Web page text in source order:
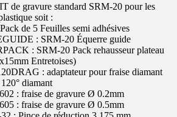
de gravure standard SRM-20 pour les
soit :
de 5 Feuilles semi adhésives
: SRM-20 Équerre guide
: SRM-20 Pack rehausseur plateau
Entretoises)
: adaptateur pour fraise diamant
diamant
: fraise de gravure Ø 0.2mm
: fraise de gravure Ø 0.5mm